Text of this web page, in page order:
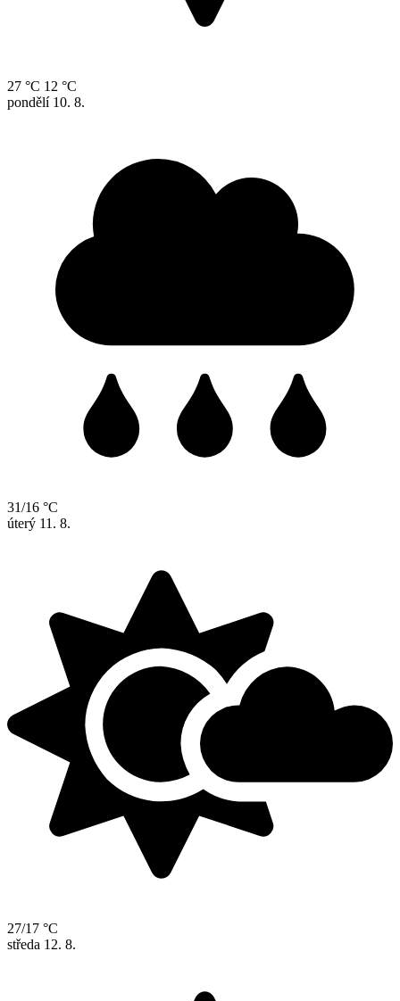
27 °C 12 °C
pondělí 10. 8.
31/16 °C
úterý 11. 8.
27/17 °C
středa 12. 8.